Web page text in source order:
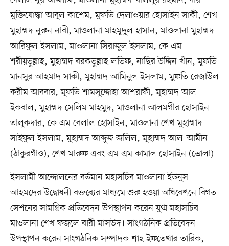
মুক্তিযোদ্ধা আবুল কাশেম, মুফতি দেলাওয়ার হোসাইন সাকী, শেখ
মুহাম্মদ নুরুন নাবী, মাওলানা মাহমুদুল হাসান, মাওলানা মুহাম্মদ
আরিফুল ইসলাম, মাওলানা সিরাজুল ইসলাম, কে এম
শরীয়তুল্লাহ, মুহাম্মদ বরকতুল্লাহ লতিফ, নাছির উদ্দিন খাঁন, মুফতি
মানসুর আহমাদ সাকী, মুহাম্মদ আমিনুল ইসলাম, মুফতি রেজাউল
করীম আববার, মুফতি শামসুদ্দোহা আশরাফী, মুহাম্মদ আল
ইকবাল, মুহাম্মদ সেলিম মাহমুদ, মাওলানা আলমগীর হোসাইন
তালুকদার, কে এম বেলাল হোসাইন, মাওলানা শেখ মুহাম্মাদ
সাইফুল ইসলাম, মুহাম্মদ আব্দুজ জলিল, মুহাম্মদ আল-আমীন
(ঠাকুরগাঁও), শেখ মারুফ এবং এম এম কামাল হোসাইন (ভোলা)।
ইসলামী আন্দোলনের বর্তমান মহাসচিব মাওলানা ইউনুস
আহমদের উদ্বোধনী বক্তব্যের মাধ্যমে শুরু হওয়া অধিবেশনে বিগত
সেশনের সামগ্রিক প্রতিবেদন উপস্থাপন করেন যুগ্ম মহাসচিব
মাওলানা শেখ ফজলে বারী মাসউদ। সাংগঠনিক প্রতিবেদন
উপস্থাপন করেন সাংগঠনিক সম্পাদক শাহ ইফতেখার তারিক,